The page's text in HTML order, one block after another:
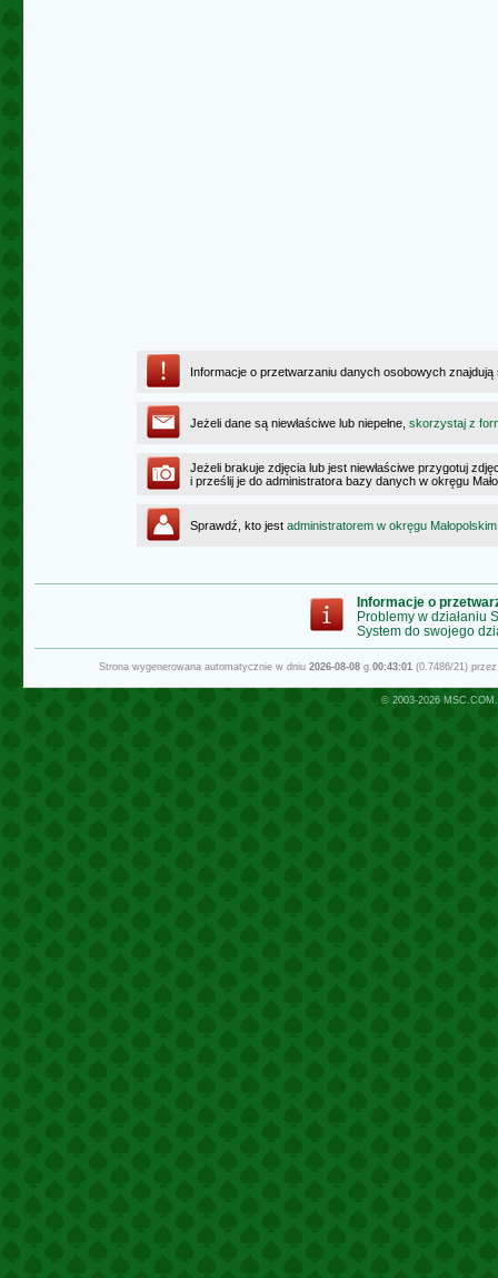
Informacje o przetwarzaniu danych osobowych
Jeżeli dane są niewłaściwe lub niepełne, skorzystaj z
Jeżeli brakuje zdjęcia lub jest niewłaściwe przygotuj
i prześlij je do administratora bazy danych w okręgu
Sprawdź, kto jest administratorem w okręgu Małopolskim
Informacje o
Problemy w działaniu
System do swojego
Strona wygenerowana automatycznie w dniu 2026-08-08g.00:43:01(0.7486/21)
© 2003-2026